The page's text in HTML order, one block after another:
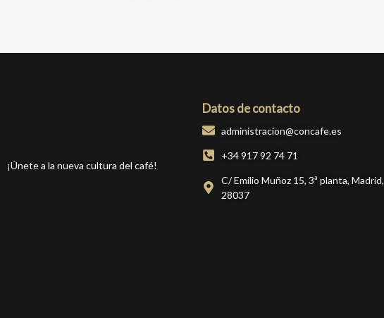
¡Únete a la nueva cultura del café!
Datos de contacto
administracion@concafe.es
+34 917 92 74 71
C/ Emilio Muñoz 15, 3ª planta, Madrid,
28037